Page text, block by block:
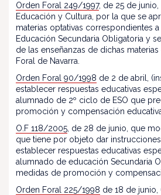
Orden Foral 249/1997, de 25 de
Educación y Cultura, por la que se
materias optativas correspondientes
Educación Secundaria Obligatoria y
de las enseñanzas de dichas
Foral de Navarra.
Orden Foral 90/1998 de 2 de abril,
establecer respuestas educativas
alumnado de 2º ciclo de ESO que
promoción y compensación
O.F 118/2005 , de 28 de junio, que
que tiene por objeto dar
establecer respuestas educativas
alumnado de educación Secundaria
medidas de promoción y
Orden Foral 225/1998 de 18 de junio,